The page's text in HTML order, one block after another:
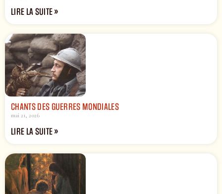
LIRE LA SUITE »
CHANTS DES GUERRES MONDIALES
mai 21, 2026
LIRE LA SUITE »